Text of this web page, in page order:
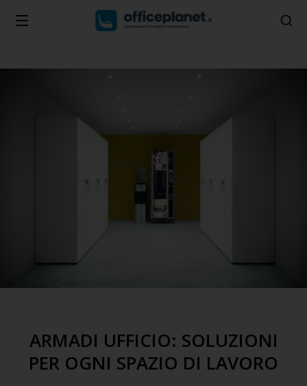
ARMADI UFFICIO: SOLUZIONI
PER OGNI SPAZIO DI LAVORO